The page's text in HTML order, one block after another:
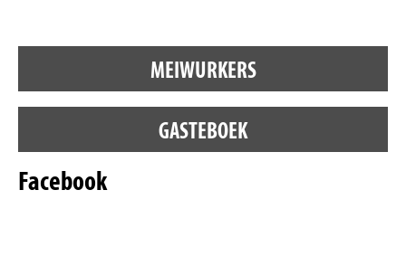
MEIWURKERS
GASTEBOEK
Facebook